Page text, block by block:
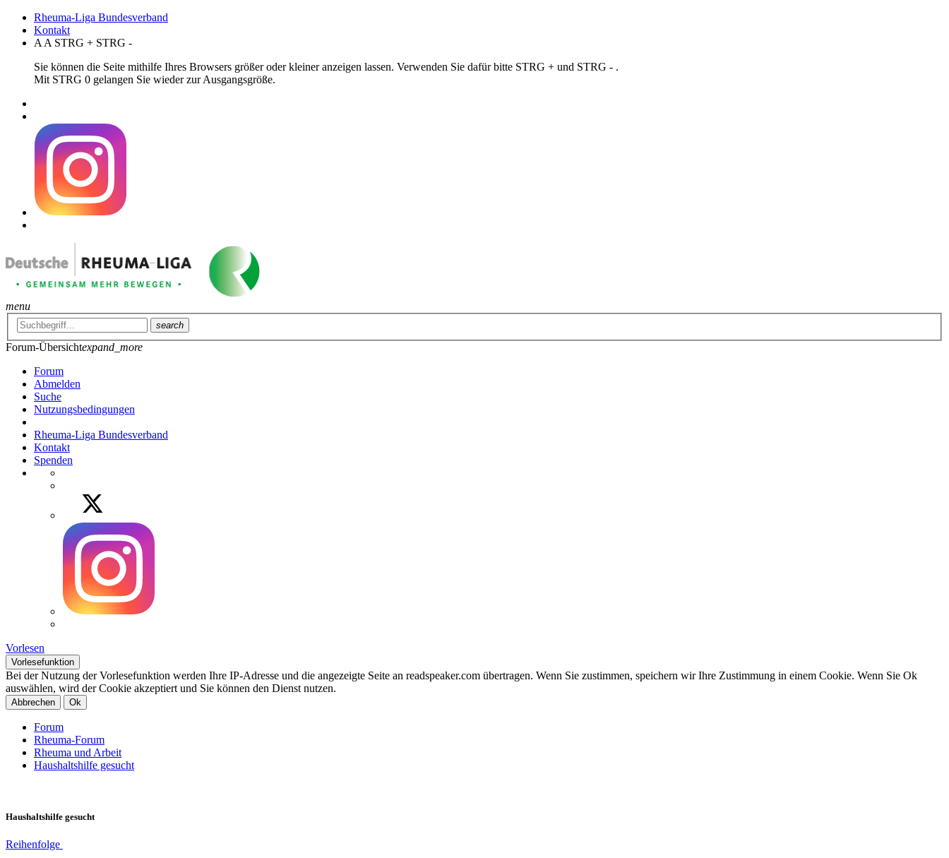
Rheuma-Liga Bundesverband
Kontakt
A A STRG + STRG -
Sie können die Seite mithilfe Ihres Browsers größer oder kleiner anzeigen lassen. Verwenden Sie dafür bitte STRG + und STRG - .
Mit STRG 0 gelangen Sie wieder zur Ausgangsgröße.
menu
search
Forum-Übersichtexpand_more
Forum
Abmelden
Suche
Nutzungsbedingungen
Rheuma-Liga Bundesverband
Kontakt
Spenden
Vorlesen
Vorlesefunktion
Bei der Nutzung der Vorlesefunktion werden Ihre IP-Adresse und die angezeigte Seite an readspeaker.com übertragen. Wenn Sie zustimmen, speichern wir Ihre Zustimmung in einem Cookie. Wenn Sie Ok
auswählen, wird der Cookie akzeptiert und Sie können den Dienst nutzen.
Abbrechen Ok
Forum
Rheuma-Forum
Rheuma und Arbeit
Haushaltshilfe gesucht
Haushaltshilfe gesucht
Reihenfolge